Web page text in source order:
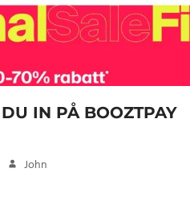
IN PÅ BOOZTPAY
John